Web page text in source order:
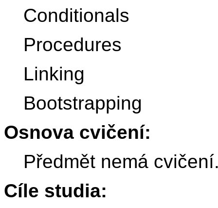
Conditionals
Procedures
Linking
Bootstrapping
Osnova cvičení:
Předmět nemá
Cíle studia: